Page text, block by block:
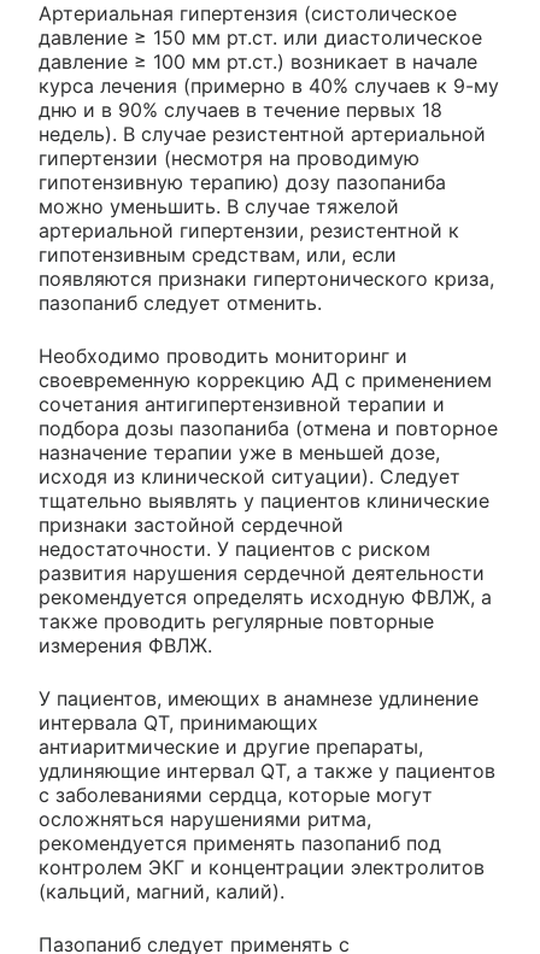
Артериальная гипертензия (систолическое
давление ≥ 150 мм рт.ст. или диастолическое
давление ≥ 100 мм рт.ст.) возникает в начале
курса лечения (примерно в 40% случаев к 9-му
дню и в 90% случаев в течение первых 18
недель). В случае резистентной артериальной
гипертензии (несмотря на проводимую
гипотензивную терапию) дозу пазопаниба
можно уменьшить. В случае тяжелой
артериальной гипертензии, резистентной к
гипотензивным средствам, или, если
появляются признаки гипертонического криза,
пазопаниб следует отменить.
Необходимо проводить мониторинг и
своевременную коррекцию АД с применением
сочетания антигипертензивной терапии и
подбора дозы пазопаниба (отмена и повторное
назначение терапии уже в меньшей дозе,
исходя из клинической ситуации). Следует
тщательно выявлять у пациентов клинические
признаки застойной сердечной
недостаточности. У пациентов с риском
развития нарушения сердечной деятельности
рекомендуется определять исходную ФВЛЖ, а
также проводить регулярные повторные
измерения ФВЛЖ.
У пациентов, имеющих в анамнезе удлинение
интервала QT, принимающих
антиаритмические и другие препараты,
удлиняющие интервал QT, а также у пациентов
с заболеваниями сердца, которые могут
осложняться нарушениями ритма,
рекомендуется применять пазопаниб под
контролем ЭКГ и концентрации электролитов
(кальций, магний, калий).
Пазопаниб следует применять с